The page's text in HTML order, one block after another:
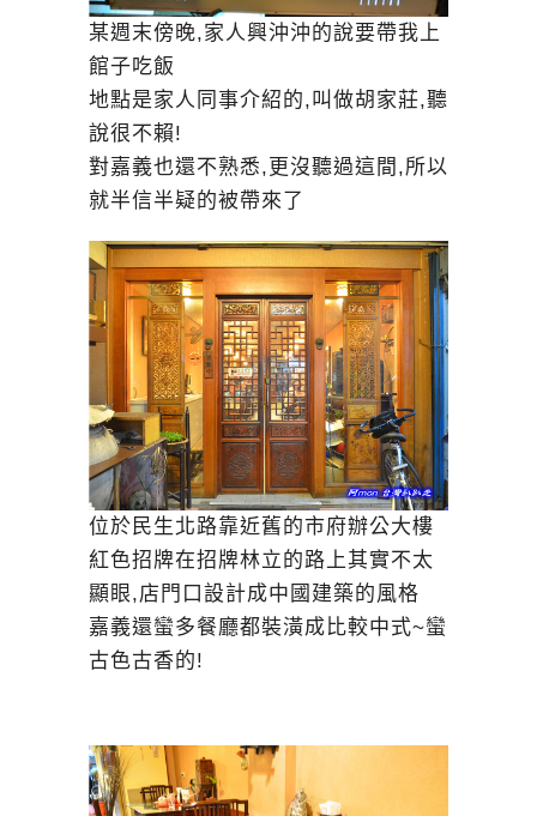
某週末傍晚,家人興沖沖的說要帶我上
館子吃飯
地點是家人同事介紹的,叫做胡家莊,聽
說很不賴!
對嘉義也還不熟悉,更沒聽過這間,所以
就半信半疑的被帶來了
位於民生北路靠近舊的市府辦公大樓
紅色招牌在招牌林立的路上其實不太
顯眼,店門口設計成中國建築的風格
嘉義還蠻多餐廳都裝潢成比較中式~蠻
古色古香的!